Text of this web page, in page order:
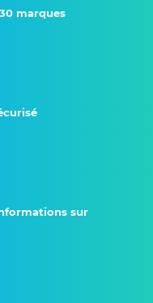
marques
sur